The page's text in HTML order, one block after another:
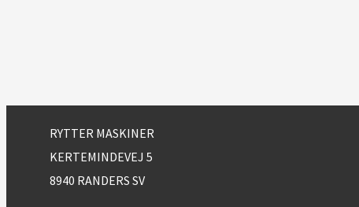
RYTTER MASKINER
KERTEMINDEVEJ 5
8940 RANDERS SV